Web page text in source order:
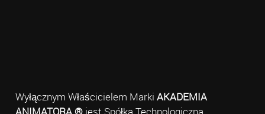
Wyłącznym Właścicielem Marki AKADEMIA
ANIMATORA ®jest Spółka Technologiczna